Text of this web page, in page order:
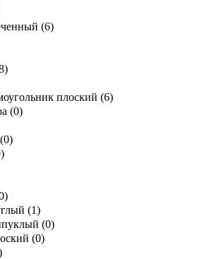
(6)
)
плоский (6)
(0)
0)
)
)
(1)
(0)
(0)